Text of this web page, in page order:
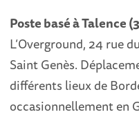
Poste basé à Talence
L’Overground, 24 rue
Saint Genès.
différents lieux de
occasionnellement en